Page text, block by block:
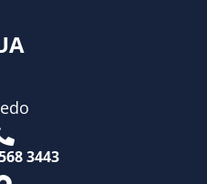
3443